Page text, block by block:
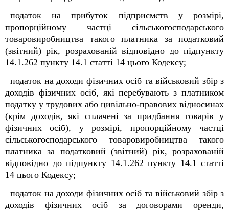
податок на прибуток підприємств у розмірі,
пропорційному частці сільськогосподарського
товаровиробництва такого платника за податковий
(звітний) рік, розрахованій відповідно до підпункту
14.1.262 пункту 14.1 статті 14 цього Кодексу;
податок на доходи фізичних осіб та військовий збір з
доходів фізичних осіб, які перебувають з платником
податку у трудових або цивільно-правових відносинах
(крім доходів, які сплачені за придбання товарів у
фізичних осіб), у розмірі, пропорційному частці
сільськогосподарського товаровиробництва такого
платника за податковий (звітний) рік, розрахованій
відповідно до підпункту 14.1.262 пункту 14.1 статті
14 цього Кодексу;
податок на доходи фізичних осіб та військовий збір з
доходів фізичних осіб за договорами оренди,